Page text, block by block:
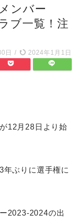
ンバー
ブ一覧！注
日 / 2024年1月1日
12月28日より始
年ぶりに選手権に
2023-2024の出